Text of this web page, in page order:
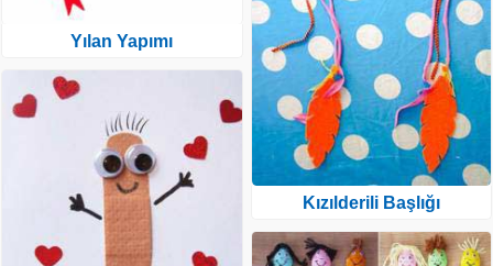
Yılan Yapımı
Kızılderili Başlığı